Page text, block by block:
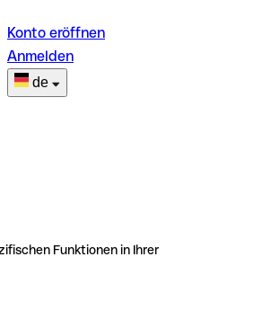
Konto eröffnen
Anmelden
de
Funktionen in Ihrer